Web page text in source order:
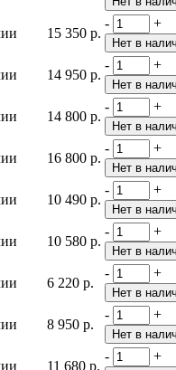
15 350 р.
- +
14 950 р.
- +
14 800 р.
- +
16 800 р.
- +
10 490 р.
- +
10 580 р.
- +
6 220 р.
- +
8 950 р.
- +
11 680 р.
- +